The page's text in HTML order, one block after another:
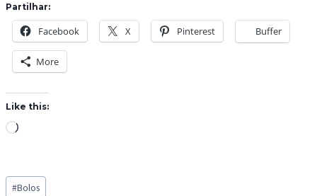
Partilhar:
Facebook X Pinterest Buffer
More
Like this:
L
d
Post
#Bolos